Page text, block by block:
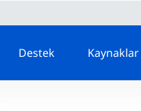
Destek Kaynaklar